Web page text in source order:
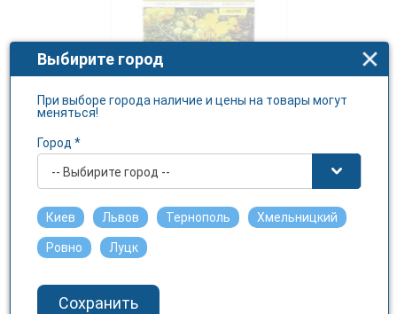
пачке с внутренним
пакетом
КЛЮЧИ ЗДОРОВЬЯ ООО
Подробнее
Выбирите город
При выборе города наличие и цены на товары могут
меняться!
Город *
-- Выбирите город --
Киев Львов Тернополь Хмельницкий
Ровно Луцк
Сохранить